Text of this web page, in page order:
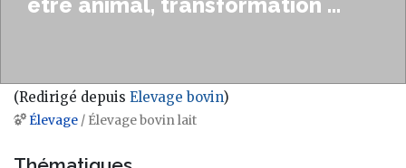
être animal, transformation ...
(Redirigé depuis Elevage bovin)
Aller à :navigation,rechercher
Élevage / Élevage bovin lait